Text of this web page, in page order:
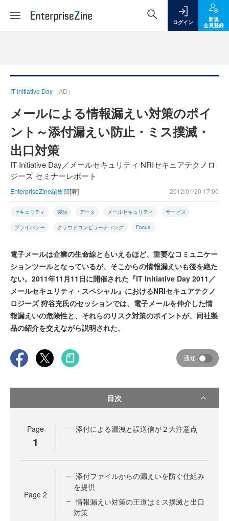
ログイン
新規
会員登録
IT Initiative Day （AD）
メールによる情報漏えい対策のポイ
ント～添付漏えい防止・ミス撲滅・
出口対策
IT Initiative Day／メールセキュリティ NRIセキュアテクノロ
ジーズ セミナーレポート
EnterpriseZine編集部[著] 2012/01/20 17:00
セキュリティ 製品 データ メールセキュリティ サービス
プライバシー クラウドコンピューティング Focus
電子メールは企業の生命線ともいえるほど、重要なコミュニケー
ションツールとなっているが、そこからの情報漏えいも後を絶た
ない。2011年11月11日に開催された『IT Initiative Day 2011／
メールセキュリティ・スペシャル』におけるNRIセキュアテクノ
ロジーズ 狩谷充氏のセッションでは、電子メールを仲介した情
報漏えいの危険性と、それらのリスク対策のポイントが、同社製
品の紹介を交えながら説明された。
通知
目次
Page
1
添付による漏洩と誤送信が２大注意点
Page 2
添付ファイルからの漏えいを防ぐ仕組み
を提供
情報漏えい対策の王道はミス撲滅と出口
対策